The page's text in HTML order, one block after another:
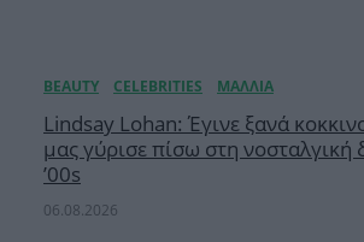
Lindsay Lohan: Έγινε ξανά
μας γύρισε πίσω στη νοσταλγική
’00s
06.08.2026